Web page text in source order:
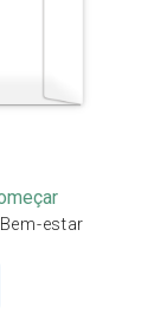
estar